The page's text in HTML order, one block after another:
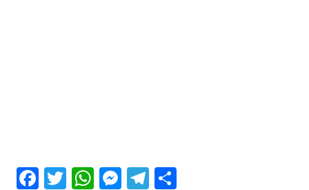
Facebook
Twitter
WhatsApp
Messenger
Telegram